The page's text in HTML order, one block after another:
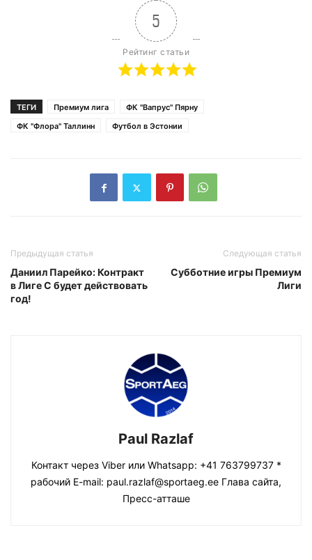
5
Рейтинг статьи
ТЕГИ Премиум лига
ФК "Вапрус" Пярну
ФК "Флора" Таллинн
Футбол в Эстонии
Предыдущая статья
Даниил Парейко: Контракт
в Лиге С будет действовать
год!
Следующая статья
Субботние игры Премиум
Лиги
Paul Razlaf
Контакт через Viber или Whatsapp: +41 763799737 *
рабочий E-mail: paul.razlaf@sportaeg.ee Глава сайта,
Пресс-атташе